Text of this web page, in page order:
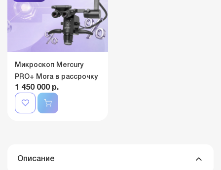
Микроскоп Mercury
PRO+ Mora в рассрочку
1 450 000 р.
Описание